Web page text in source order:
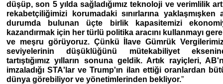
düşüp, son 5 yılda sağladığımız teknoloji ve verimlilik
rekabetçiliğimizi korumadaki sınırlarına yaklaşmışken
durumda bulunan üçte birlik kapasitemizi
kazandırmak için her türlü politika aracını kullanmayı
ve meşru görüyoruz. Çünkü İlave Gümrük
seviyelerinin düşüklüğünü mütekabiliyet
tartıştığımız yılların sonuna geldik. Artık rayiçleri,
imzaladığı STA'lar ve Trump'ın ilan ettiği oranlardan
dünya görebiliyor ve yönetimlerinden bekliyor.”